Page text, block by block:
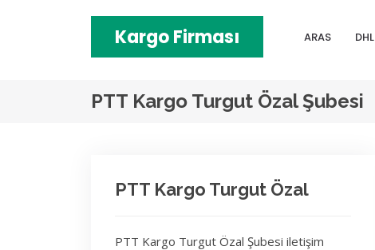
Kargo Firması ARAS DHL
PTT Kargo Turgut Özal Şubesi
PTT Kargo Turgut Özal
PTT Kargo Turgut Özal Şubesi iletişim